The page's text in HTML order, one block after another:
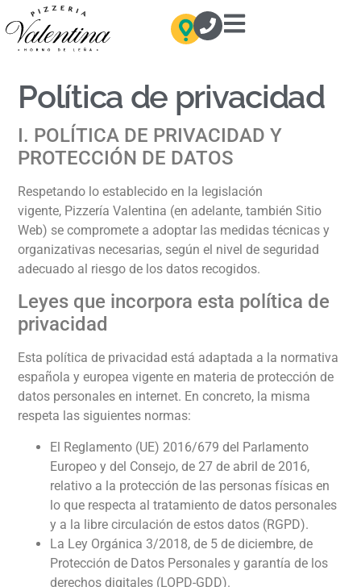
Política de privacidad
I. POLÍTICA DE PRIVACIDAD Y
PROTECCIÓN DE DATOS
Respetando lo establecido en la legislación
vigente, Pizzería Valentina (en adelante, también Sitio
Web) se compromete a adoptar las medidas técnicas y
organizativas necesarias, según el nivel de seguridad
adecuado al riesgo de los datos recogidos.
Leyes que incorpora esta política de
privacidad
Esta política de privacidad está adaptada a la normativa
española y europea vigente en materia de protección de
datos personales en internet. En concreto, la misma
respeta las siguientes normas:
El Reglamento (UE) 2016/679 del Parlamento
Europeo y del Consejo, de 27 de abril de 2016,
relativo a la protección de las personas físicas en
lo que respecta al tratamiento de datos personales
y a la libre circulación de estos datos (RGPD).
La Ley Orgánica 3/2018, de 5 de diciembre, de
Protección de Datos Personales y garantía de los
derechos digitales (LOPD-GDD).